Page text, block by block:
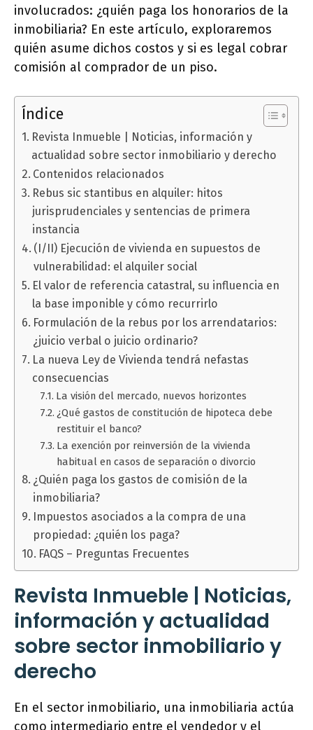
involucrados: ¿quién paga los honorarios de la
inmobiliaria? En este artículo, exploraremos
quién asume dichos costos y si es legal cobrar
comisión al comprador de un piso.
Índice
Revista Inmueble | Noticias, información y
actualidad sobre sector inmobiliario y derecho
Contenidos relacionados
Rebus sic stantibus en alquiler: hitos
jurisprudenciales y sentencias de primera
instancia
(I/II) Ejecución de vivienda en supuestos de
vulnerabilidad: el alquiler social
El valor de referencia catastral, su influencia en
la base imponible y cómo recurrirlo
Formulación de la rebus por los arrendatarios:
¿juicio verbal o juicio ordinario?
La nueva Ley de Vivienda tendrá nefastas
consecuencias
La visión del mercado, nuevos horizontes
¿Qué gastos de constitución de hipoteca debe
restituir el banco?
La exención por reinversión de la vivienda
habitual en casos de separación o divorcio
¿Quién paga los gastos de comisión de la
inmobiliaria?
Impuestos asociados a la compra de una
propiedad: ¿quién los paga?
FAQS – Preguntas Frecuentes
Revista Inmueble | Noticias,
información y actualidad
sobre sector inmobiliario y
derecho
En el sector inmobiliario, una inmobiliaria actúa
como intermediario entre el vendedor y el